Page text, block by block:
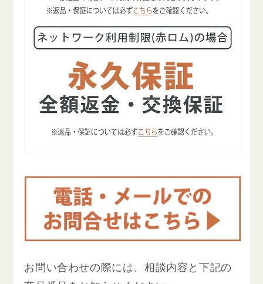
お問い合わせの際には、相談内容と下記の